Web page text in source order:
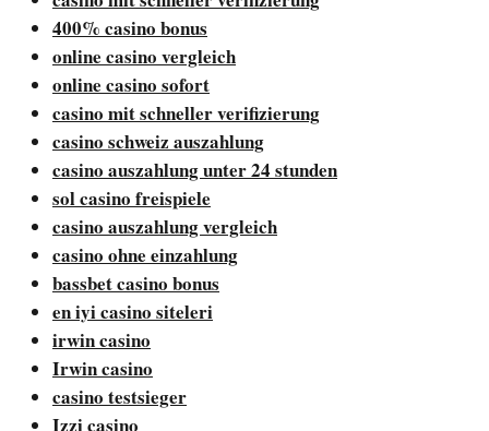
400% casino bonus
online casino vergleich
online casino sofort
casino mit schneller verifizierung
casino schweiz auszahlung
casino auszahlung unter 24 stunden
sol casino freispiele
casino auszahlung vergleich
casino ohne einzahlung
bassbet casino bonus
en iyi casino siteleri
irwin casino
Irwin casino
casino testsieger
Izzi casino